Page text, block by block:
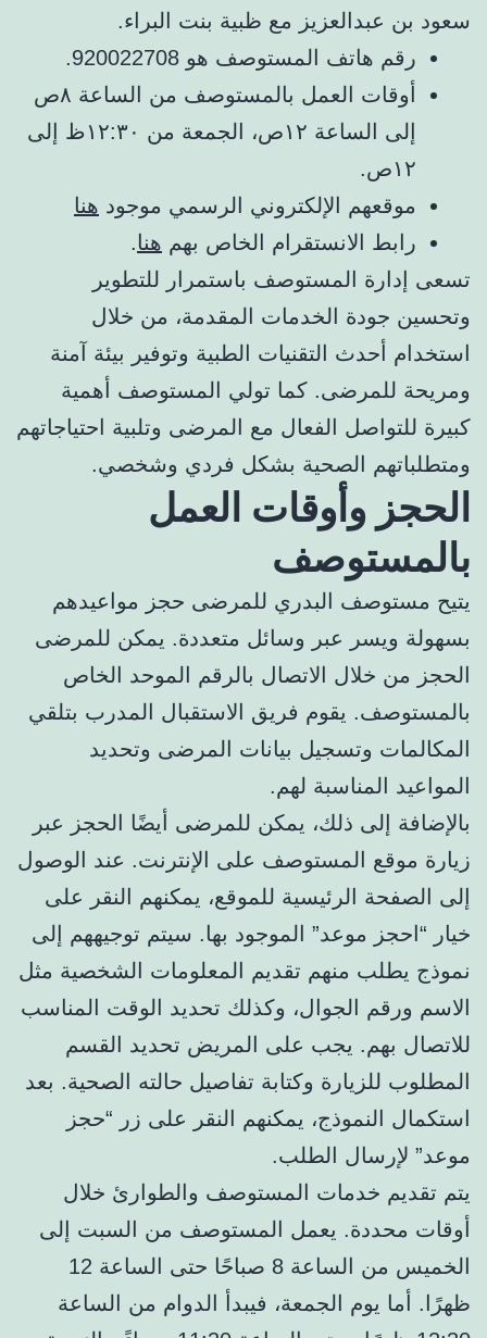
سعود بن عبدالعزيز مع ظبية بنت البراء.
رقم هاتف المستوصف هو 920022708.
أوقات العمل بالمستوصف من الساعة ٨ص
إلى الساعة ١٢ص، الجمعة من ١٢:٣٠ظ إلى
١٢ص.
موقعهم الإلكتروني الرسمي موجود هنا
رابط الانستقرام الخاص بهم هنا.
تسعى إدارة المستوصف باستمرار للتطوير
وتحسين جودة الخدمات المقدمة، من خلال
استخدام أحدث التقنيات الطبية وتوفير بيئة آمنة
ومريحة للمرضى. كما تولي المستوصف أهمية
كبيرة للتواصل الفعال مع المرضى وتلبية احتياجاتهم
ومتطلباتهم الصحية بشكل فردي وشخصي.
الحجز وأوقات العمل
بالمستوصف
يتيح مستوصف البدري للمرضى حجز مواعيدهم
بسهولة ويسر عبر وسائل متعددة. يمكن للمرضى
الحجز من خلال الاتصال بالرقم الموحد الخاص
بالمستوصف. يقوم فريق الاستقبال المدرب بتلقي
المكالمات وتسجيل بيانات المرضى وتحديد
المواعيد المناسبة لهم.
بالإضافة إلى ذلك، يمكن للمرضى أيضًا الحجز عبر
زيارة موقع المستوصف على الإنترنت. عند الوصول
إلى الصفحة الرئيسية للموقع، يمكنهم النقر على
خيار “احجز موعد” الموجود بها. سيتم توجيههم إلى
نموذج يطلب منهم تقديم المعلومات الشخصية مثل
الاسم ورقم الجوال، وكذلك تحديد الوقت المناسب
للاتصال بهم. يجب على المريض تحديد القسم
المطلوب للزيارة وكتابة تفاصيل حالته الصحية. بعد
استكمال النموذج، يمكنهم النقر على زر “حجز
موعد” لإرسال الطلب.
يتم تقديم خدمات المستوصف والطوارئ خلال
أوقات محددة. يعمل المستوصف من السبت إلى
الخميس من الساعة 8 صباحًا حتى الساعة 12
ظهرًا. أما يوم الجمعة، فيبدأ الدوام من الساعة